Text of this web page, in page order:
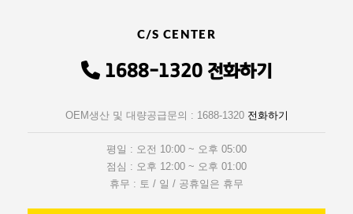
C/S CENTER
1688-1320 전화하기
OEM생산 및 대량공급문의 : 1688-1320 전화하기
평일 : 오전 10:00 ~ 오후 05:00
점심 : 오후 12:00 ~ 오후 01:00
휴무 : 토 / 일 / 공휴일은 휴무